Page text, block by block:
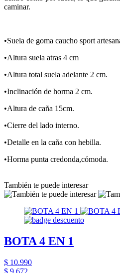
caminar.
•Suela de goma caucho sport
•Altura suela atras 4 cm
•Altura total suela adelante 2 cm.
•Inclinación de horma 2 cm.
•Altura de caña 15cm.
•Cierre del lado interno.
•Detalle en la caña con hebilla.
•Horma punta credonda,cómoda.
También te puede interesar
BOTA 4 EN 1
$ 10.990
$ 9.672